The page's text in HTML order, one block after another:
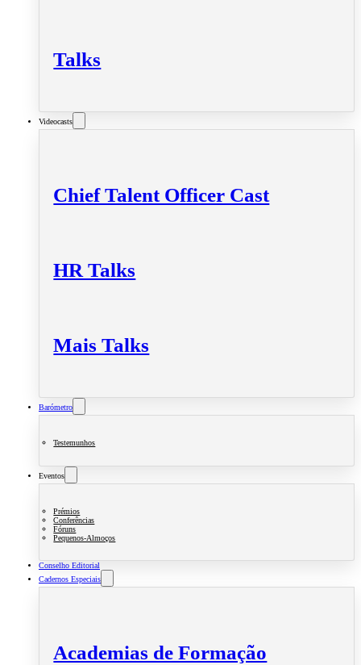
Talks
Videocasts
Chief Talent Officer Cast
HR Talks
Mais Talks
Barómetro
Testemunhos
Eventos
Prémios
Conferências
Fóruns
Pequenos-Almoços
Conselho Editorial
Cadernos Especiais
Academias de Formação